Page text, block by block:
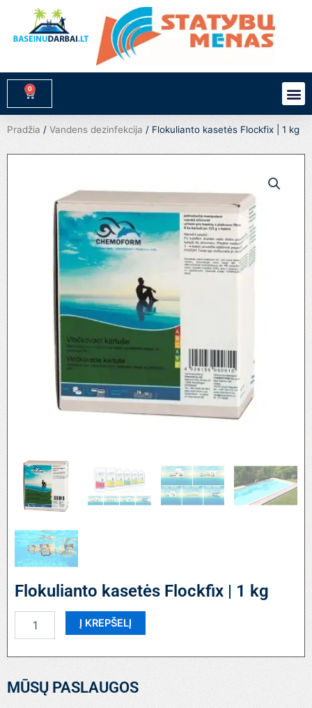
turinio
0
Cart
Pradžia / Vandens dezinfekcija / Flokulianto kasetės Flockfix | 1 kg
Flokulianto kasetės Flockfix | 1 kg
kiekis:
kasetės
|
Į KREPŠELĮ
MŪSŲ PASLAUGOS